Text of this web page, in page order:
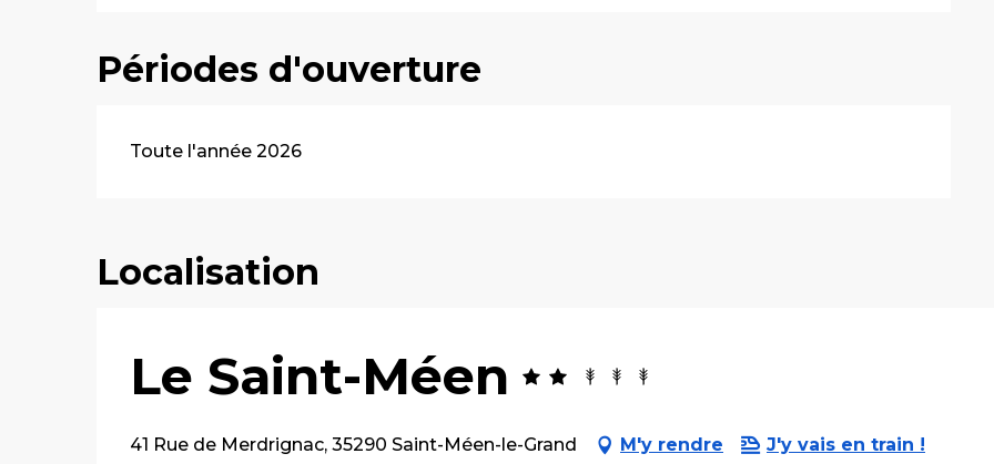
Périodes d'ouverture
Toute l'année 2026
Localisation
Le Saint-Méen
41 Rue de Merdrignac, 35290 Saint-Méen-le-Grand M'y rendre J'y vais en train !